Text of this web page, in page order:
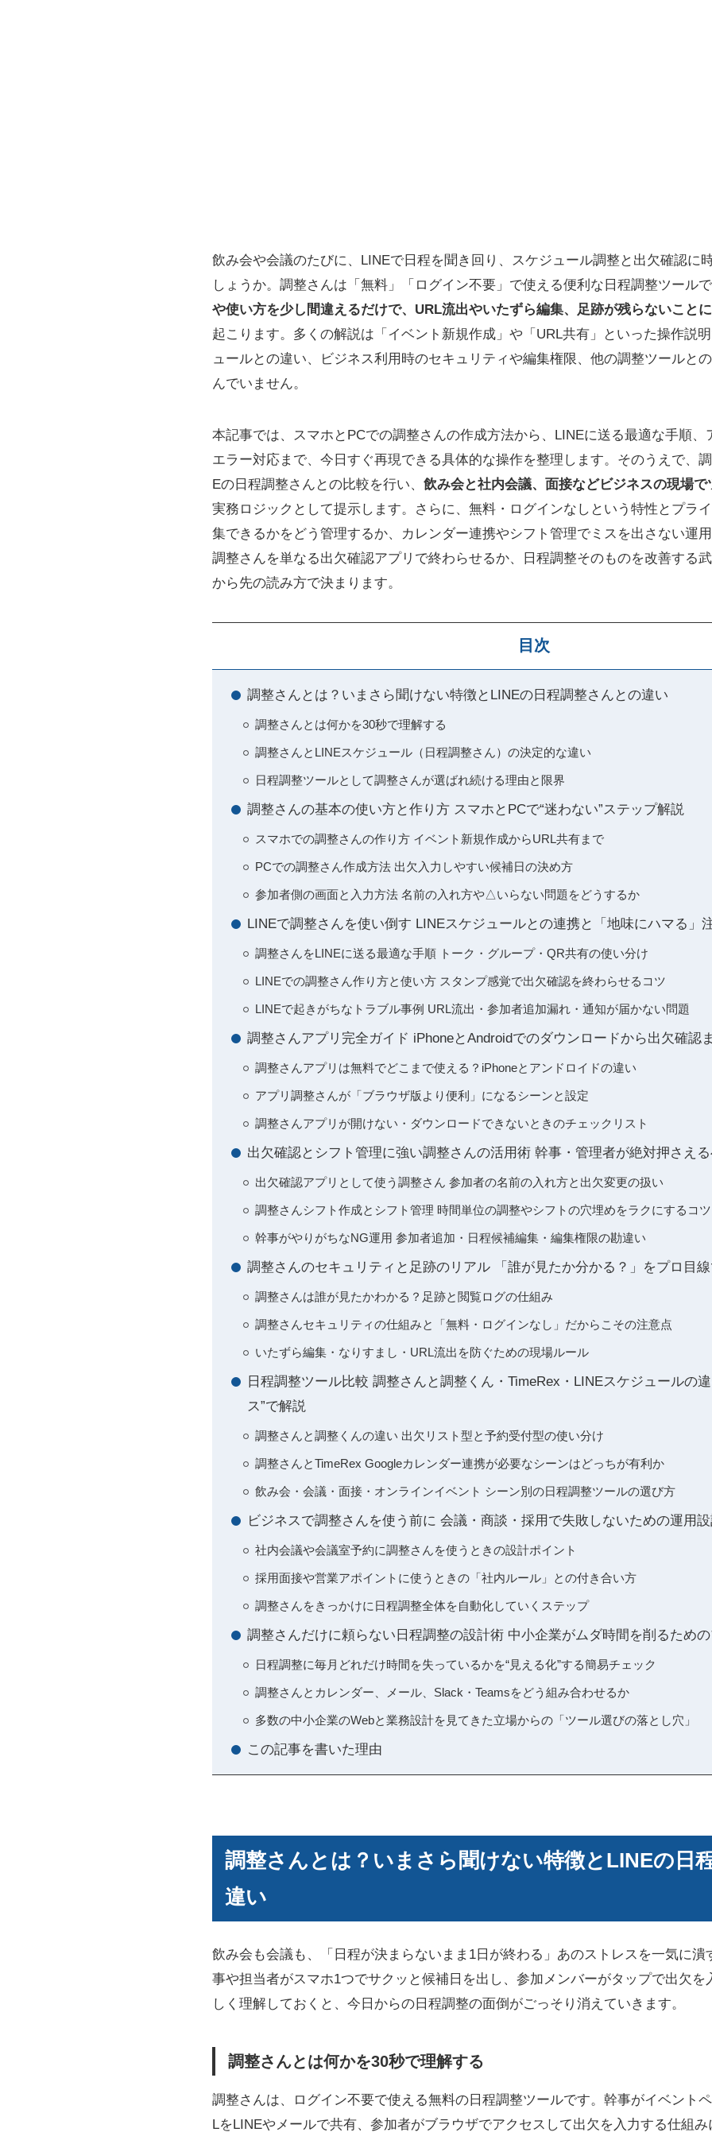
飲み会や会議のたびに、LINEで日程を聞き回り、スケジュール調整と出欠確認に
しょうか。調整さんは「無料」「ログイン不要」で使える便利な日程調整ツール
や使い方を少し間違えるだけで、URL流出やいたずら編集、足跡が残らないこと
起こります。多くの解説は「イベント新規作成」や「URL共有」といった操作説
ュールとの違い、ビジネス利用時のセキュリティや編集権限、他の調整ツールと
んでいません。
本記事では、スマホとPCでの調整さんの作成方法から、LINEに送る最適な手順、
エラー対応まで、今日すぐ再現できる具体的な操作を整理します。そのうえで、
Eの日程調整さんとの比較を行い、 飲み会と社内会議、面接などビジネスの現場
実務ロジックとして提示します。さらに、無料・ログインなしという特性とプラ
集できるかをどう管理するか、カレンダー連携やシフト管理でミスを出さない運用
調整さんを単なる出欠確認アプリで終わらせるか、日程調整そのものを改善する
から先の読み方で決まります。
目次
調整さんとは？いまさら聞けない特徴とLINEの日程調整さんとの違い
調整さんとは何かを30秒で理解する
調整さんとLINEスケジュール（日程調整さん）の決定的な違い
日程調整ツールとして調整さんが選ばれ続ける理由と限界
調整さんの基本の使い方と作り方 スマホとPCで“迷わない”ステップ解説
スマホでの調整さんの作り方 イベント新規作成からURL共有まで
PCでの調整さん作成方法 出欠入力しやすい候補日の決め方
参加者側の画面と入力方法 名前の入れ方や△いらない問題をどうするか
LINEで調整さんを使い倒す LINEスケジュールとの連携と「地味にハマる」
調整さんをLINEに送る最適な手順 トーク・グループ・QR共有の使い分け
LINEでの調整さん作り方と使い方 スタンプ感覚で出欠確認を終わらせるコツ
LINEで起きがちなトラブル事例 URL流出・参加者追加漏れ・通知が届かない問題
調整さんアプリ完全ガイド iPhoneとAndroidでのダウンロードから出欠確認
調整さんアプリは無料でどこまで使える？iPhoneとアンドロイドの違い
アプリ調整さんが「ブラウザ版より便利」になるシーンと設定
調整さんアプリが開けない・ダウンロードできないときのチェックリスト
出欠確認とシフト管理に強い調整さんの活用術 幹事・管理者が絶対押さえ
出欠確認アプリとして使う調整さん 参加者の名前の入れ方と出欠変更の扱い
調整さんシフト作成とシフト管理 時間単位の調整やシフトの穴埋めをラクにするコツ
幹事がやりがちなNG運用 参加者追加・日程候補編集・編集権限の勘違い
調整さんのセキュリティと足跡のリアル 「誰が見たか分かる？」をプロ目
調整さんは誰が見たかわかる？足跡と閲覧ログの仕組み
調整さんセキュリティの仕組みと「無料・ログインなし」だからこその注意点
いたずら編集・なりすまし・URL流出を防ぐための現場ルール
日程調整ツール比較 調整さんと調整くん・TimeRex・LINEスケジュールの
ス”で解説
調整さんと調整くんの違い 出欠リスト型と予約受付型の使い分け
調整さんとTimeRex Googleカレンダー連携が必要なシーンはどっちが有利か
飲み会・会議・面接・オンラインイベント シーン別の日程調整ツールの選び方
ビジネスで調整さんを使う前に 会議・商談・採用で失敗しないための運用
社内会議や会議室予約に調整さんを使うときの設計ポイント
採用面接や営業アポイントに使うときの「社内ルール」との付き合い方
調整さんをきっかけに日程調整全体を自動化していくステップ
調整さんだけに頼らない日程調整の設計術 中小企業がムダ時間を削るため
日程調整に毎月どれだけ時間を失っているかを“見える化”する簡易チェック
調整さんとカレンダー、メール、Slack・Teamsをどう組み合わせるか
多数の中小企業のWebと業務設計を見てきた立場からの「ツール選びの落とし穴」
この記事を書いた理由
調整さんとは？いまさら聞けない特徴とLINEの日
違い
飲み会も会議も、「日程が決まらないまま1日が終わる」あのストレスを一気に潰
事や担当者がスマホ1つでサクッと候補日を出し、参加メンバーがタップで出欠を
しく理解しておくと、今日からの日程調整の面倒がごっそり消えていきます。
調整さんとは何かを30秒で理解する
調整さんは、ログイン不要で使える無料の日程調整ツールです。幹事がイベント
LをLINEやメールで共有、参加者がブラウザでアクセスして出欠を入力する仕組み